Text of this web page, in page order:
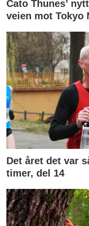
Cato Thunes’
veien mot Tokyo
Det året det var
timer, del 14